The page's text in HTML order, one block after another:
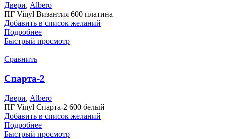
Двери, Albero
ПГ Vinyl Византия 600 платина
Добавить в список желаний
Подробнее
Быстрый просмотр
Сравнить
Спарта-2
Двери, Albero
ПГ Vinyl Спарта-2 600 белый
Добавить в список желаний
Подробнее
Быстрый просмотр